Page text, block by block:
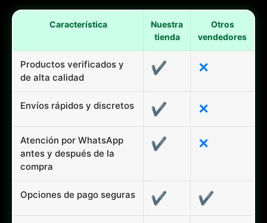
Característica
Nuestra
tienda
Otros
vendedores
Productos verificados y
de alta calidad
✔ ✕
Envíos rápidos y discretos ✔ ✕
Atención por WhatsApp
antes y después de la
compra
✔ ✕
Opciones de pago seguras ✔ ✔